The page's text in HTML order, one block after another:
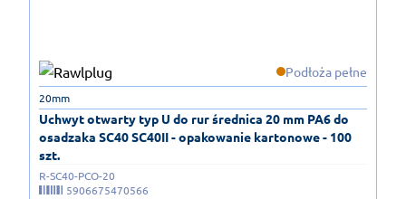
Podłoża pełne
Uchwyt otwarty typ U do rur średnica 20 mm PA6 do
osadzaka SC40 SC40II - opakowanie kartonowe - 100
szt.
20mm
R-SC40-PCO-20
5906675470566